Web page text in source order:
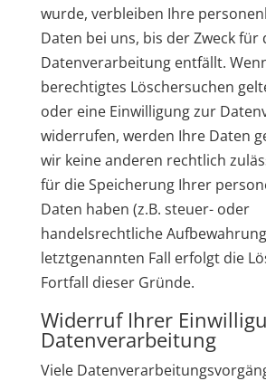
wurde, verbleiben Ihre
Daten bei uns, bis der Zweck für
Datenverarbeitung entfällt.
berechtigtes Löschersuchen
oder eine Einwilligung zur
widerrufen, werden Ihre Daten
wir keine anderen rechtlich
für die Speicherung Ihrer
Daten haben (z.B. steuer- oder
handelsrechtliche
letztgenannten Fall erfolgt die
Fortfall dieser Gründe.
Widerruf Ihrer
Datenverarbeitung
Viele